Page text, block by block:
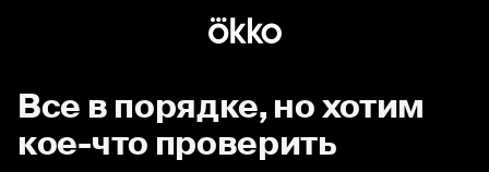
Все в порядке, но хотим
кое-что проверить